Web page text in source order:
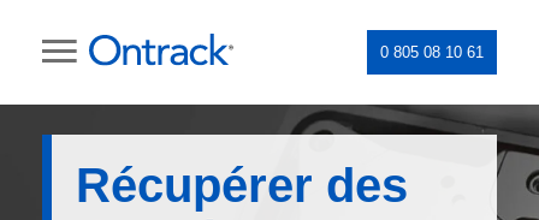
0 805 08 10 61
Récupérer des